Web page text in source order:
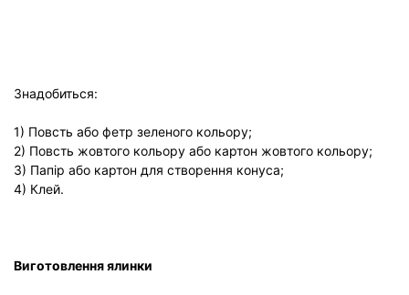
Знадобиться:
1) Повсть або фетр зеленого кольору;
2) Повсть жовтого кольору або картон жовтого кольору;
3) Папір або картон для створення конуса;
4) Клей.
Виготовлення ялинки